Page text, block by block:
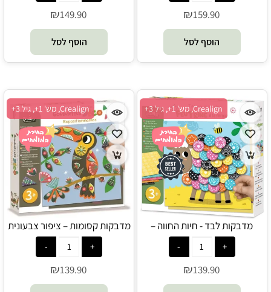
₪159.90
הוסף לסל
₪149.90
הוסף לסל
Crealign, מש' 1+, גיל 3+
מדבקות לבד - חיות החווה –
Crealign
₪139.90
Crealign, מש' 1+, גיל 3+
מדבקות קסומות – ציפור צבעונית
– Crealign
₪139.90